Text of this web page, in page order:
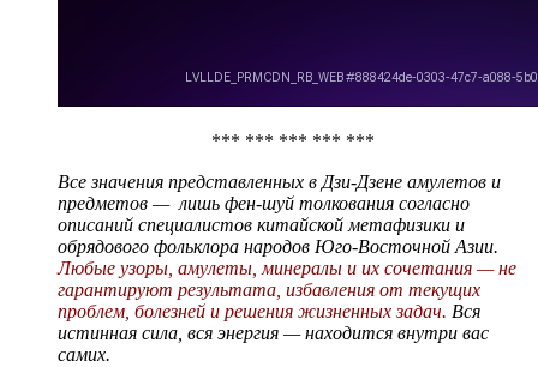
*** *** *** *** ***
Все значения представленных в Дзи-Дзене амулетов и
предметов — лишь фен-шуй толкования согласно
описаний специалистов китайской метафизики и
обрядового фольклора народов Юго-Восточной Азии.
Любые узоры, амулеты, минералы и их сочетания — не
гарантируют результата, избавления от текущих
проблем, болезней и решения жизненных задач. Вся
истинная сила, вся энергия — находится внутри вас
самих.